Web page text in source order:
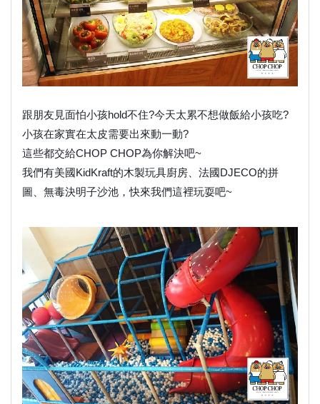
跟朋友見面怕小孩hold不住?今天太累不想做飯給小孩吃?
小孩在家實在太皮需要出來動一動?
這些都交給CHOP CHOP為你解決吧~
我們有美國KidKraft的木製玩具廚房、法國DJECO的拼
圖、無毒決明子沙池，快來我們這裡玩耍吧~